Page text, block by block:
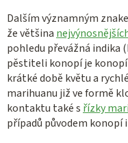
Dalším významným
že většina
pohledu převážná indika
pěstiteli konopí je
krátké době květu a
marihuanu již ve formě
kontaktu také s řízky
případů původem konopí